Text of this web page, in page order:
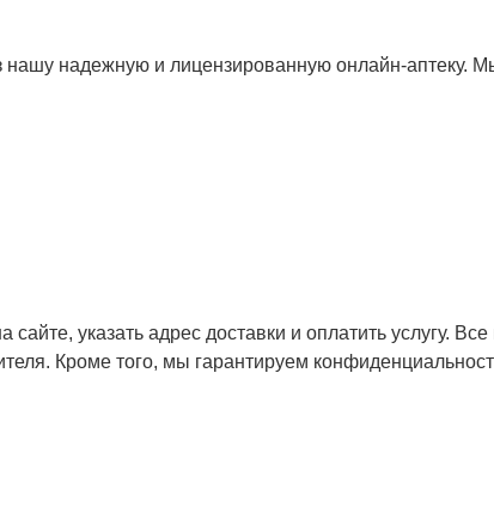
надежную и лицензированную онлайн-аптеку.
указать адрес доставки и оплатить услугу.
Кроме того, мы гарантируем